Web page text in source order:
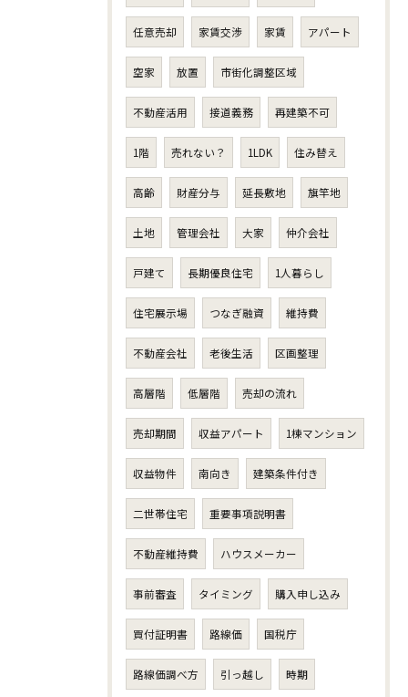
任意売却 家賃交渉 家賃 アパート
空家 放置 市街化調整区域
不動産活用 接道義務 再建築不可
1階 売れない？ 1LDK 住み替え
高齢 財産分与 延長敷地 旗竿地
土地 管理会社 大家 仲介会社
戸建て 長期優良住宅 1人暮らし
住宅展示場 つなぎ融資 維持費
不動産会社 老後生活 区画整理
高層階 低層階 売却の流れ
売却期間 収益アパート 1棟マンション
収益物件 南向き 建築条件付き
二世帯住宅 重要事項説明書
不動産維持費 ハウスメーカー
事前審査 タイミング 購入申し込み
買付証明書 路線価 国税庁
路線価調べ方 引っ越し 時期